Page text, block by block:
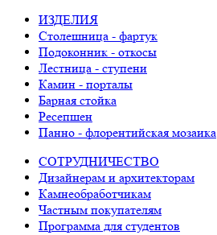
ИЗДЕЛИЯ
Столешница - фартук
Подоконник - откосы
Лестница - ступени
Камин - порталы
Барная стойка
Ресепшен
Панно - флорентийская мозаика
СОТРУДНИЧЕСТВО
Дизайнерам и архитекторам
Камнеобработчикам
Частным покупателям
Программа для студентов